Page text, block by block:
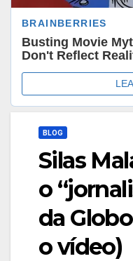
BLOG
Silas
o
da
o vídeo)